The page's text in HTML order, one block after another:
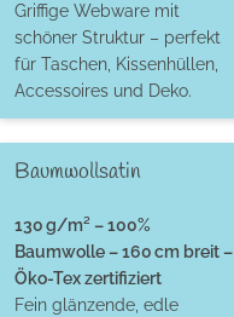
Griffige Webware mit
schöner Struktur – perfekt
für Taschen, Kissenhüllen,
Accessoires und Deko.
Baumwollsatin
130 g/m² – 100%
Baumwolle – 160 cm breit –
Öko-Tex zertifiziert
Fein glänzende, edle